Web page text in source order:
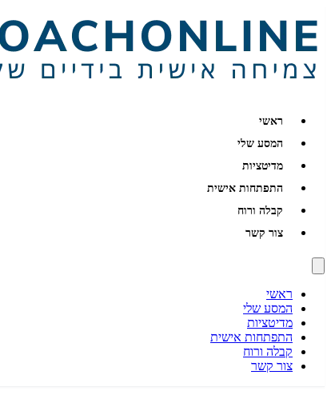
ראשי
המסע שלי
מדיטציות
התפתחות אישית
קבלה ורוח
צור קשר
ראשי
המסע שלי
מדיטציות
התפתחות אישית
קבלה ורוח
צור קשר